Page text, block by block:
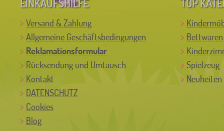
EINKAUFSHILFE
Versand & Zahlung
Allgemeine Geschäftsbedingungen
Reklamationsformular
Rücksendung und Umtausch
Kontakt
DATENSCHUTZ
Cookies
Blog
TOP
Bettwaren
Spielzeug
Neuheiten